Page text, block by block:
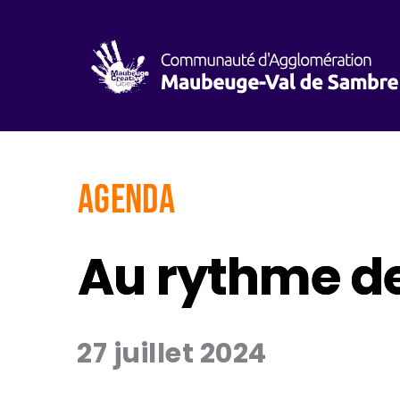
AGENDA
Au rythme
27 juillet 2024